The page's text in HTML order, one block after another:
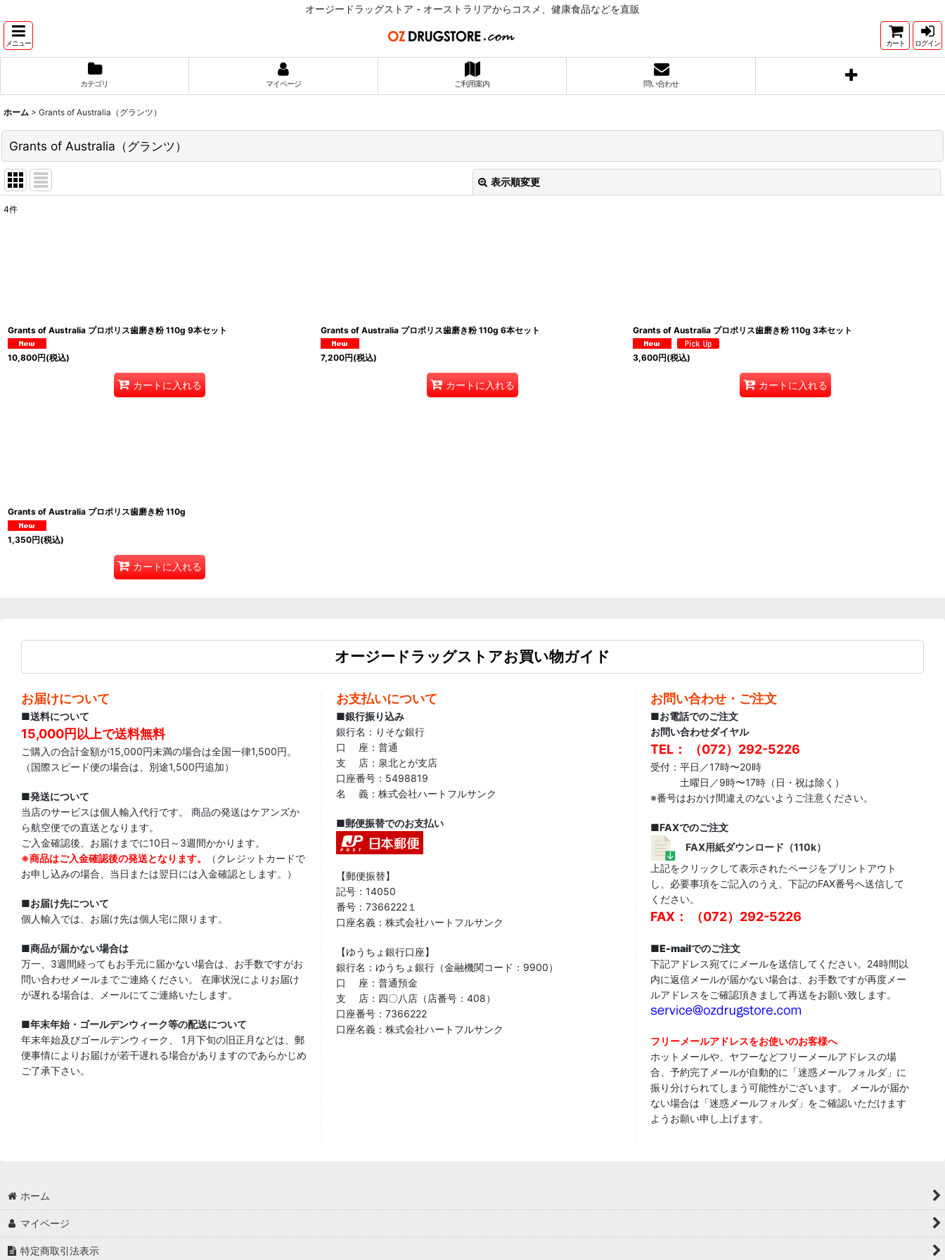
オージードラッグストア - オーストラリアからコスメ、健康食品などを直販
メニュー カート ログイン
カテゴリ マイページ ご利用案内 問い合わせ
ホーム > Grants of Australia（グランツ）
Grants of Australia（グランツ）
表示順変更
4件
Grants of Australia プロポリス歯磨き粉 110g 9本セット
10,800円(税込)
カートに入れる
Grants of Australia プロポリス歯磨き粉 110g 6本セット
7,200円(税込)
カートに入れる
Grants of Australia プロポリス歯磨き粉 110g 3本セット
3,600円(税込)
カートに入れる
Grants of Australia プロポリス歯磨き粉 110g
1,350円(税込)
カートに入れる
オージードラッグストアお買い物ガイド
お届けについて
■送料について
15,000円以上で送料無料
ご購入の合計金額が15,000円未満の場合は全国一律1,500円。
（国際スピード便の場合は、別途1,500円追加）
■発送について
当店のサービスは個人輸入代行です。 商品の発送はケアンズか
ら航空便での直送となります。
ご入金確認後、お届けまでに10日～3週間かかります。
※商品はご入金確認後の発送となります。
（クレジットカードで
お申し込みの場合、当日または翌日には入金確認とします。）
■お届け先について
個人輸入では、お届け先は個人宅に限ります。
■商品が届かない場合は
万一、3週間経ってもお手元に届かない場合は、お手数ですがお
問い合わせメールまでご連絡ください。 在庫状況によりお届け
が遅れる場合は、メールにてご連絡いたします。
■年末年始・ゴールデンウィーク等の配送について
年末年始及びゴールデンウィーク、 1月下旬の旧正月などは、郵
便事情によりお届けが若干遅れる場合がありますのであらかじめ
ご了承下さい。
お支払いについて
■銀行振り込み
銀行名：りそな銀行
口 座：普通
支 店：泉北とが支店
口座番号：5498819
名 義：株式会社ハートフルサンク
■郵便振替でのお支払い
【郵便振替】
記号：14050
番号：7366222１
口座名義：株式会社ハートフルサンク
【ゆうちょ銀行口座】
銀行名：ゆうちょ銀行（金融機関コード：9900）
口 座：普通預金
支 店：四〇八店（店番号：408）
口座番号：7366222
口座名義：株式会社ハートフルサンク
お問い合わせ・ご注文
■お電話でのご注文
お問い合わせダイヤル
TEL： （072）292-5226
受付：平日／17時〜20時
土曜日／9時〜17時（日・祝は除く）
※番号はおかけ間違えのないようご注意ください。
■FAXでのご注文
FAX用紙ダウンロード（110k）
上記をクリックして表示されたページをプリントアウト
し、必要事項をご記入のうえ、下記のFAX番号へ送信して
ください。
FAX： （072）292-5226
■E-mailでのご注文
下記アドレス宛てにメールを送信してください。24時間以
内に返信メールが届かない場合は、お手数ですが再度メー
ルアドレスをご確認頂きまして再送をお願い致します。
フリーメールアドレスをお使いのお客様へ
ホットメールや、ヤフーなどフリーメールアドレスの場
合、予約完了メールが自動的に「迷惑メールフォルダ」に
振り分けられてしまう可能性がございます。 メールが届か
ない場合は「迷惑メールフォルダ」をご確認いただけます
ようお願い申し上げます。
ホーム
マイページ
特定商取引法表示